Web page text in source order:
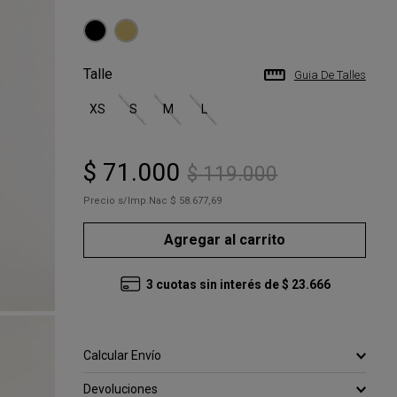
Talle
XS S M L
Guia De Talles
$ 71 .000 $ 119.000
Precio s/Imp.Nac $ 58.677,69
Agregar al carrito
3 cuotas sin interés de $ 23.666
Calcular Envío
Devoluciones